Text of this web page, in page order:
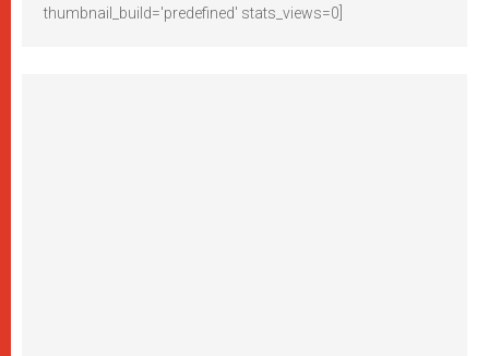
thumbnail_build='predefined' stats_views=0]